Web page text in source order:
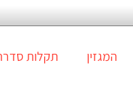
המגזין תקלות